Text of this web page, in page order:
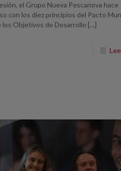
el Grupo Nueva Pescanova hace
con los diez principios del Pacto
los Objetivos de Desarrollo […]